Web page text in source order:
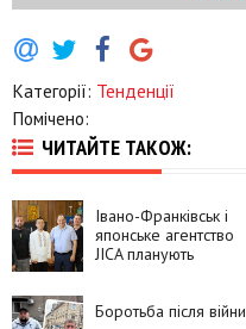
Категорії: Тенденції
Помічено:
ЧИТАЙТЕ ТАКОЖ:
Івано-Франківськ і
японське агентство
JICA планують
ветеранів війни і
Боротьба після війни